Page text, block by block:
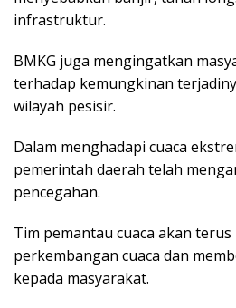
infrastruktur.
BMKG juga mengingatkan
terhadap kemungkinan
wilayah pesisir.
Dalam menghadapi cuaca
pemerintah daerah telah
pencegahan.
Tim pemantau cuaca akan
perkembangan cuaca dan
kepada masyarakat.